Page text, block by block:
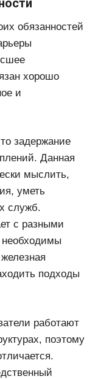
обязанностей
хорошо
и
задержание
Данная
мыслить,
уметь
служб.
с разными
подходы
работают
поэтому